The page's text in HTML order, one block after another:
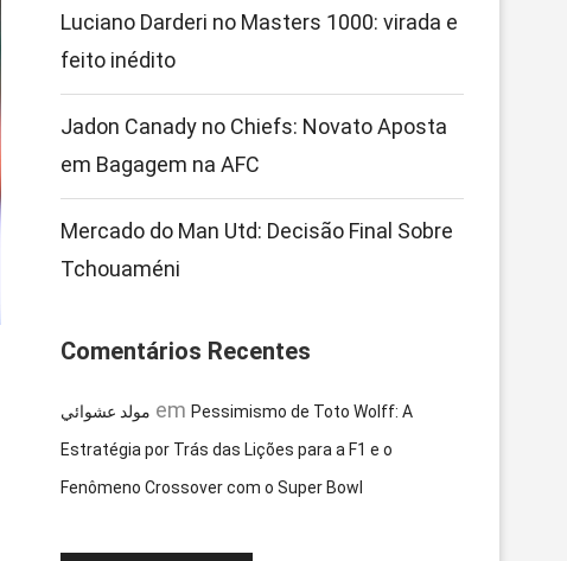
Luciano Darderi no Masters 1000: virada e
feito inédito
Jadon Canady no Chiefs: Novato Aposta
em Bagagem na AFC
Mercado do Man Utd: Decisão Final Sobre
Tchouaméni
Comentários Recentes
مولد عشوائي em Pessimismo de Toto Wolff: A
Estratégia por Trás das Lições para a F1 e o
Fenômeno Crossover com o Super Bowl